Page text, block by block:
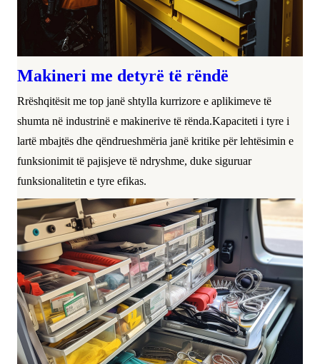
Makineri me detyrë të rëndë
Rrëshqitësit me top janë shtylla kurrizore e aplikimeve të
shumta në industrinë e makinerive të rënda.Kapaciteti i tyre i
lartë mbajtës dhe qëndrueshmëria janë kritike për lehtësimin e
funksionimit të pajisjeve të ndryshme, duke siguruar
funksionalitetin e tyre efikas.